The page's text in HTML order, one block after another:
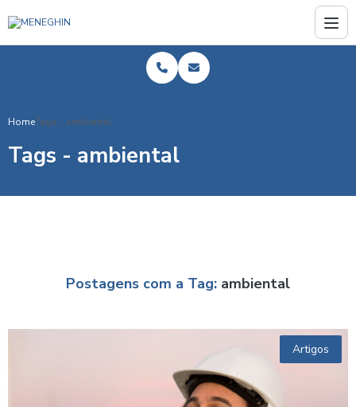
HomeTags - ambiental
Tags - ambiental
Postagens com a Tag: ambiental
Artigos